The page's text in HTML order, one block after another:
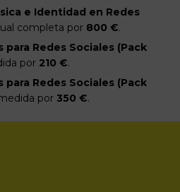
e Identidad en Redes
completa por 800 €.
Redes Sociales (Pack
por 210 €.
Redes Sociales (Pack
por 350 €.